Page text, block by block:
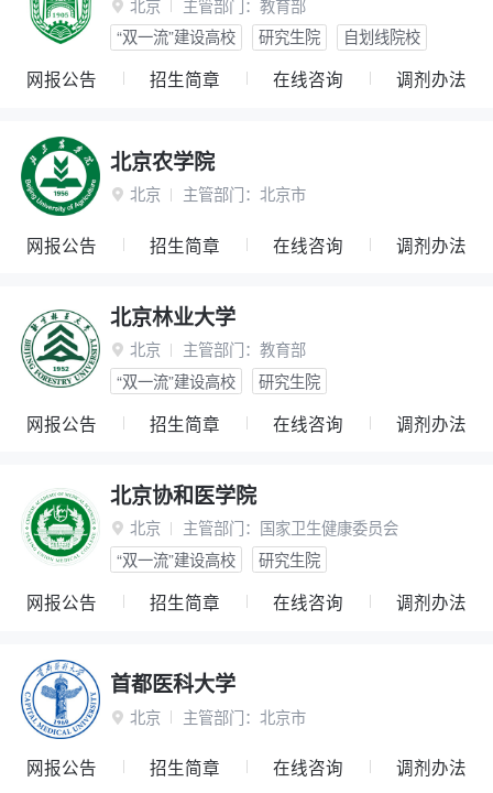
 北京 主管部门： 教育部
“双一流”建设高校
研究生院 自划线院校
网报公告 招生简章 在线咨询 调剂办法
北京农学院
 北京 主管部门： 北京市
网报公告 招生简章 在线咨询 调剂办法
北京林业大学
 北京 主管部门： 教育部
“双一流”建设高校
研究生院
网报公告 招生简章 在线咨询 调剂办法
北京协和医学院
 北京 主管部门： 国家卫生健康委员会
“双一流”建设高校
研究生院
网报公告 招生简章 在线咨询 调剂办法
首都医科大学
 北京 主管部门： 北京市
网报公告 招生简章 在线咨询 调剂办法